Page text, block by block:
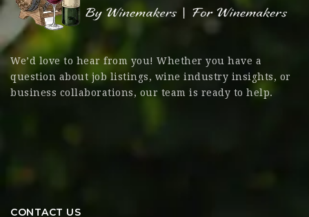
We’d love to hear from you! Whether you have a
question about job listings, wine industry insights, or
business collaborations, our team is ready to help.
CONTACT US